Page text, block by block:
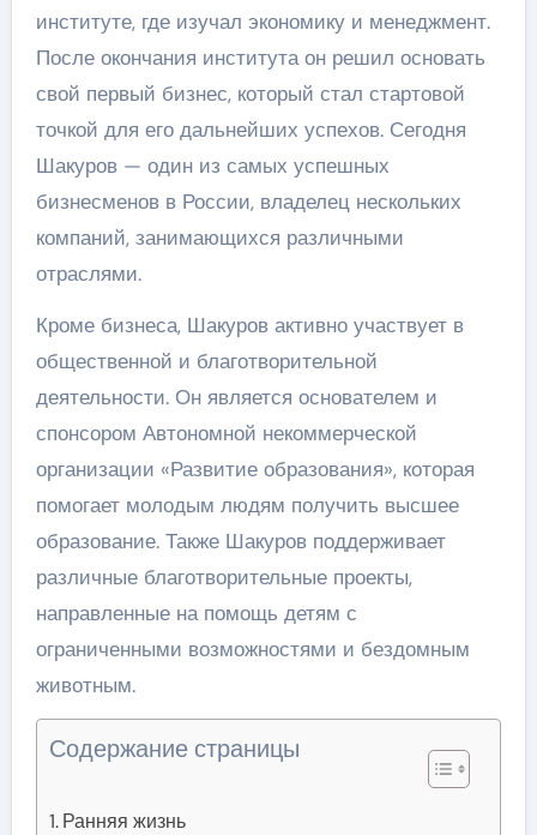
институте, где изучал экономику и менеджмент.
После окончания института он решил основать
свой первый бизнес, который стал стартовой
точкой для его дальнейших успехов. Сегодня
Шакуров — один из самых успешных
бизнесменов в России, владелец нескольких
компаний, занимающихся различными
отраслями.
Кроме бизнеса, Шакуров активно участвует в
общественной и благотворительной
деятельности. Он является основателем и
спонсором Автономной некоммерческой
организации «Развитие образования», которая
помогает молодым людям получить высшее
образование. Также Шакуров поддерживает
различные благотворительные проекты,
направленные на помощь детям с
ограниченными возможностями и бездомным
животным.
Содержание страницы
Ранняя жизнь